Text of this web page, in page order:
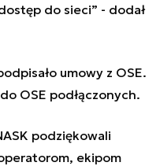
do sieci” - dodał
umowy z OSE.
OSE podłączonych.
podziękowali
ekipom